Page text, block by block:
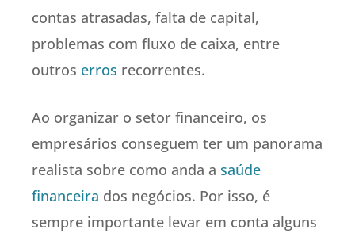
contas atrasadas, falta de capital,
problemas com fluxo de caixa, entre
outros erros recorrentes.
Ao organizar o setor financeiro, os
empresários conseguem ter um panorama
realista sobre como anda a saúde
financeira dos negócios. Por isso, é
sempre importante levar em conta alguns